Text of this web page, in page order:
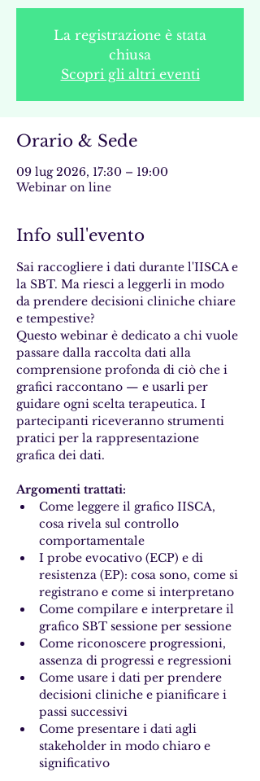
La registrazione è stata
chiusa
Scopri gli altri eventi
Orario & Sede
09 lug 2026, 17:30 – 19:00
Webinar on line
Info sull'evento
Sai raccogliere i dati durante l'IISCA e
la SBT. Ma riesci a leggerli in modo
da prendere decisioni cliniche chiare
e tempestive?
Questo webinar è dedicato a chi vuole
passare dalla raccolta dati alla
comprensione profonda di ciò che i
grafici raccontano — e usarli per
guidare ogni scelta terapeutica. I
partecipanti riceveranno strumenti
pratici per la rappresentazione
grafica dei dati.
Argomenti trattati:
Come leggere il grafico IISCA,
cosa rivela sul controllo
comportamentale
I probe evocativo (ECP) e di
resistenza (EP): cosa sono, come si
registrano e come si interpretano
Come compilare e interpretare il
grafico SBT sessione per sessione
Come riconoscere progressioni,
assenza di progressi e regressioni
Come usare i dati per prendere
decisioni cliniche e pianificare i
passi successivi
Come presentare i dati agli
stakeholder in modo chiaro e
significativo